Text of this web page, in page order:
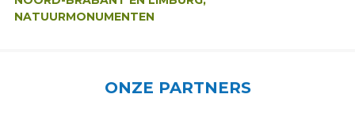
NATUURMONUMENTEN
ONZE PARTNERS